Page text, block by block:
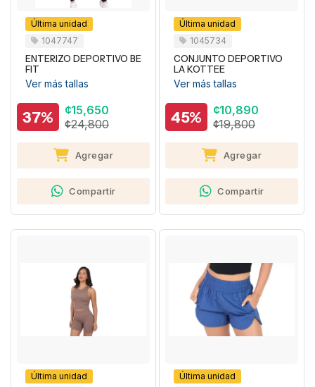
Última unidad
1047747
ENTERIZO DEPORTIVO BE
FIT
Ver más tallas
37%
¢15,650
¢24,800
Agregar
Compartir
Última unidad
1045734
CONJUNTO DEPORTIVO
LA KOTTEE
Ver más tallas
45%
¢10,890
¢19,800
Agregar
Compartir
Última unidad
Última unidad